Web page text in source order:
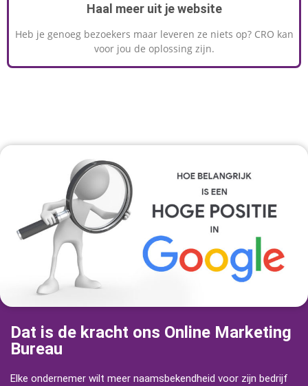
Haal meer uit je website
Heb je genoeg bezoekers maar leveren ze niets op? CRO kan
voor jou de oplossing zijn.
Dat is de kracht ons Online Marketing
Bureau
Elke ondernemer wilt meer naamsbekendheid voor zijn bedrijf